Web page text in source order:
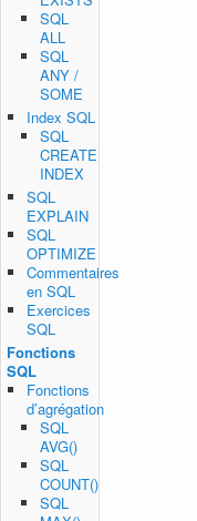
SQL
ALL
SQL
ANY /
SOME
Index SQL
SQL
CREATE
INDEX
SQL
EXPLAIN
SQL
OPTIMIZE
Commentaires
en SQL
Exercices
SQL
Fonctions
SQL
Fonctions
d’agrégation
SQL
AVG()
SQL
COUNT()
SQL